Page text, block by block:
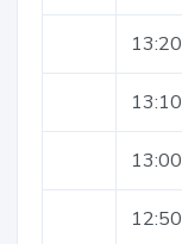
13:20
13:10
13:00
12:50